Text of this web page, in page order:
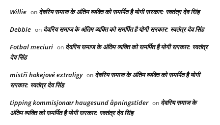
Willie on देवरिय समाज के अंतिम व्यक्ति को समर्पित है योगी सरकार: स्वतंत्र देव सिंह
Debbie on देवरिय समाज के अंतिम व्यक्ति को समर्पित है योगी सरकार: स्वतंत्र देव सिंह
Fotbal meciuri on देवरिय समाज के अंतिम व्यक्ति को समर्पित है योगी सरकार: स्वतंत्र
देव सिंह
mistři hokejové extraligy on देवरिय समाज के अंतिम व्यक्ति को समर्पित है योगी
सरकार: स्वतंत्र देव सिंह
tipping kommisjonær haugesund åpningstider on देवरिय समाज के
अंतिम व्यक्ति को समर्पित है योगी सरकार: स्वतंत्र देव सिंह